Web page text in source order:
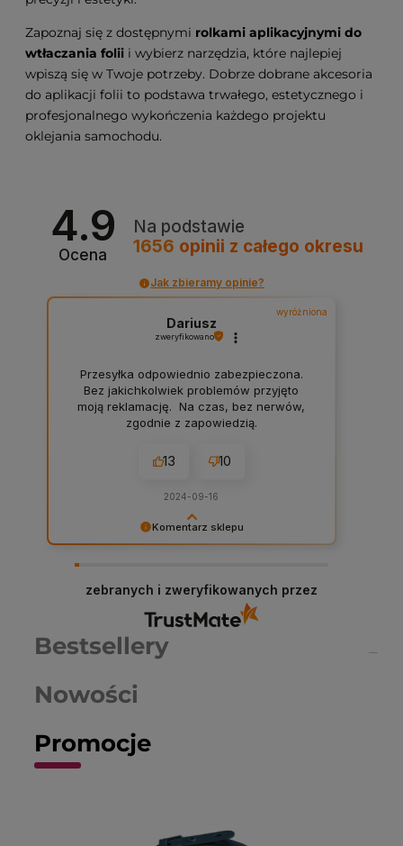
Zapoznaj się z dostępnymi rolkami aplikacyjnymi do
wtłaczania folii i wybierz narzędzia, które najlepiej
wpiszą się w Twoje potrzeby. Dobrze dobrane akcesoria
do aplikacji folii to podstawa trwałego, estetycznego i
profesjonalnego wykończenia każdego projektu
oklejania samochodu.
4.9
Ocena
Na podstawie
1656 opinii z całego okresu
Jak zbieramy opinie?
Komentarz sklepu
sklepu! W Chemiczna-hurtownia.pl stawiamy na
najwyższą jakość obsługi i asortymentu, dlatego
każda taka opinia jest dla nas cenna. Dzięki
Twojemu feedbackowi możemy jeszcze lepiej
dostosować nasze usługi do potrzeb naszych
wyróżniona
Dariusz
zweryfikowano
Przesyłka odpowiednio zabezpieczona.
Bez jakichkolwiek problemów przyjęto
moją reklamację. Na czas, bez nerwów,
zgodnie z zapowiedzią.
13 10
2024-09-16
zebranych i zweryfikowanych przez
Promocje
Nowości
Bestsellery